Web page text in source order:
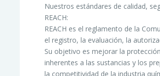
Nuestros estándares de calidad,
REACH:
REACH es el reglamento de la
el registro, la evaluación, la
Su objetivo es mejorar la
inherentes a las sustancias y los
la competitividad de la industria